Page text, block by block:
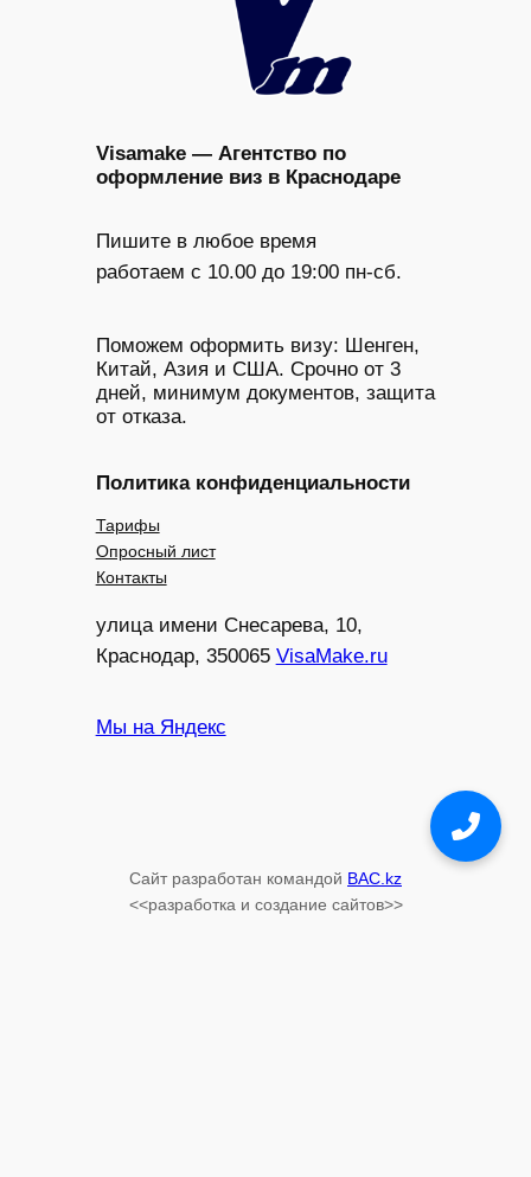
Visamake — Агентство по
оформление виз в Краснодаре
Пишите в любое время
работаем с 10.00 до 19:00 пн-сб.
Поможем оформить визу: Шенген,
Китай, Азия и США. Срочно от 3
дней, минимум документов, защита
от отказа.
Политика конфиденциальности
Тарифы
Опросный лист
Контакты
улица имени Снесарева, 10,
Краснодар, 350065 VisaMake.ru
Мы на Яндекс
Сайт разработан командой BAC.kz
<<разработка и создание сайтов>>
Конcультация
Telegram